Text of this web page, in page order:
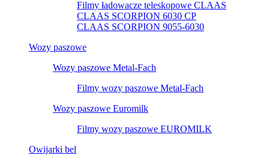
Filmy ładowacze teleskopowe CLAAS
CLAAS SCORPION 6030 CP
CLAAS SCORPION 9055-6030
Wozy paszowe
Wozy paszowe Metal-Fach
Filmy wozy paszowe Metal-Fach
Wozy paszowe Euromilk
Filmy wozy paszowe EUROMILK
Owijarki bel